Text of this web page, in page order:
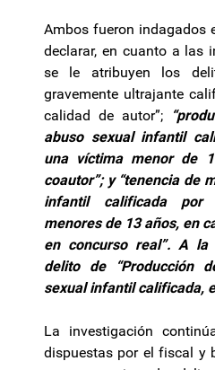
Ambos fueron indagados
declarar, en cuanto a las
se le atribuyen los
gravemente ultrajante
calidad de autor”;
abuso sexual infantil
una víctima menor de
coautor”; y “tenencia de
infantil calificada por
menores de 13 años, en
en concurso real”. A
delito de “Producción
sexual infantil calificada,
La investigación
dispuestas por el fiscal y